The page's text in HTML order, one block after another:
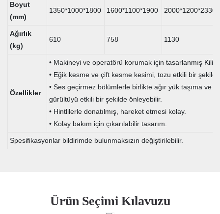
Boyut
(mm)
1350*1000*1800 1600*1100*1900 2000*1200*2330
Ağırlık
(kg)
610 758 1130
Özellikler
• Makineyi ve operatörü korumak için tasarlanmış Kilit
• Eğik kesme ve çift kesme kesimi, tozu etkili bir
• Ses geçirmez bölümlerle birlikte ağır yük taşıma ve
gürültüyü etkili bir şekilde önleyebilir.
• Hintlilerle donatılmış, hareket etmesi kolay.
• Kolay bakım için çıkarılabilir tasarım.
Spesifikasyonlar bildirimde bulunmaksızın değiştirilebilir.
Ürün Seçimi Kılavuzu